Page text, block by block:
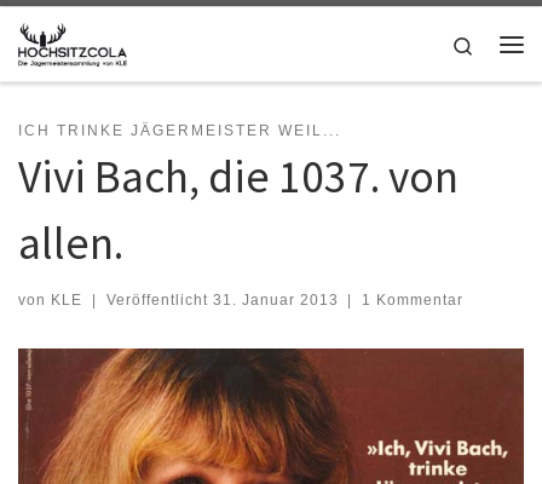
Zum Inhalt springen
Search
ICH TRINKE JÄGERMEISTER WEIL...
Vivi Bach, die 1037. von
allen.
von KLE Veröffentlicht 31. Januar 2013 1 Kommentar